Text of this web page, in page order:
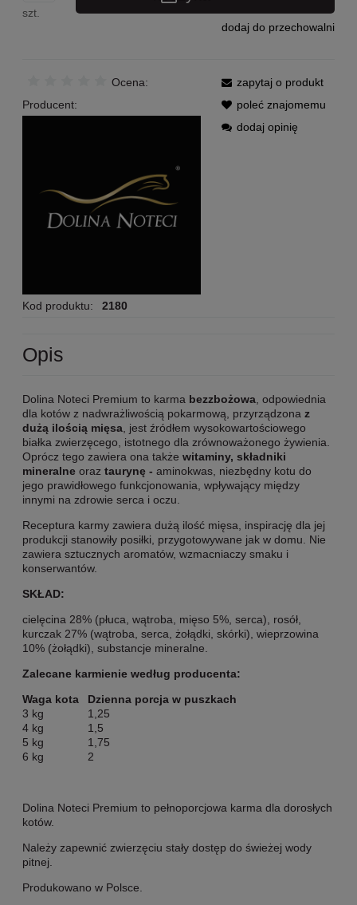
szt.
dodaj do przechowalni
Ocena:
Producent:
Kod produktu: 2180
zapytaj o produkt
poleć znajomemu
dodaj opinię
Opis
Dolina Noteci Premium to karma bezzbożowa, odpowiednia
dla kotów z nadwrażliwością pokarmową, przyrządzona z
dużą ilością mięsa, jest źródłem wysokowartościowego
białka zwierzęcego, istotnego dla zrównoważonego żywienia.
Oprócz tego zawiera ona także witaminy, składniki
mineralne oraz taurynę - aminokwas, niezbędny kotu do
jego prawidłowego funkcjonowania, wpływający między
innymi na zdrowie serca i oczu.
Receptura karmy zawiera dużą ilość mięsa, inspirację dla jej
produkcji stanowiły posiłki, przygotowywane jak w domu. Nie
zawiera sztucznych aromatów, wzmacniaczy smaku i
konserwantów.
SKŁAD:
cielęcina 28% (płuca, wątroba, mięso 5%, serca), rosół,
kurczak 27% (wątroba, serca, żołądki, skórki), wieprzowina
10% (żołądki), substancje mineralne.
Zalecane karmienie według producenta:
Waga kota
Dzienna porcja w puszkach
3 kg
1,25
4 kg
1,5
5 kg
1,75
6 kg
2
Dolina Noteci Premium to pełnoporcjowa karma dla dorosłych
kotów.
Należy zapewnić zwierzęciu stały dostęp do świeżej wody
pitnej.
Produkowano w Polsce.